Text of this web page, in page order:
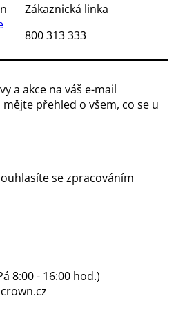
Zákaznická linka
800 313 333
a akce na váš e-mail
přehled o všem, co se u
sezpracováním
8:00 - 16:00 hod.)